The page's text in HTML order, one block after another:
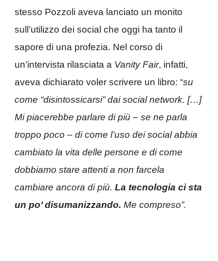
stesso Pozzoli aveva lanciato un monito
sull’utilizzo dei social che oggi ha tanto il
sapore di una profezia. Nel corso di
un’intervista rilasciata a Vanity Fair, infatti,
aveva dichiarato voler scrivere un libro: “su
come “disintossicarsi” dai social network. […]
Mi piacerebbe parlare di più – se ne parla
troppo poco – di come l’uso dei social abbia
cambiato la vita delle persone e di come
dobbiamo stare attenti a non farcela
cambiare ancora di più. La tecnologia ci sta
un po’ disumanizzando. Me compreso”.